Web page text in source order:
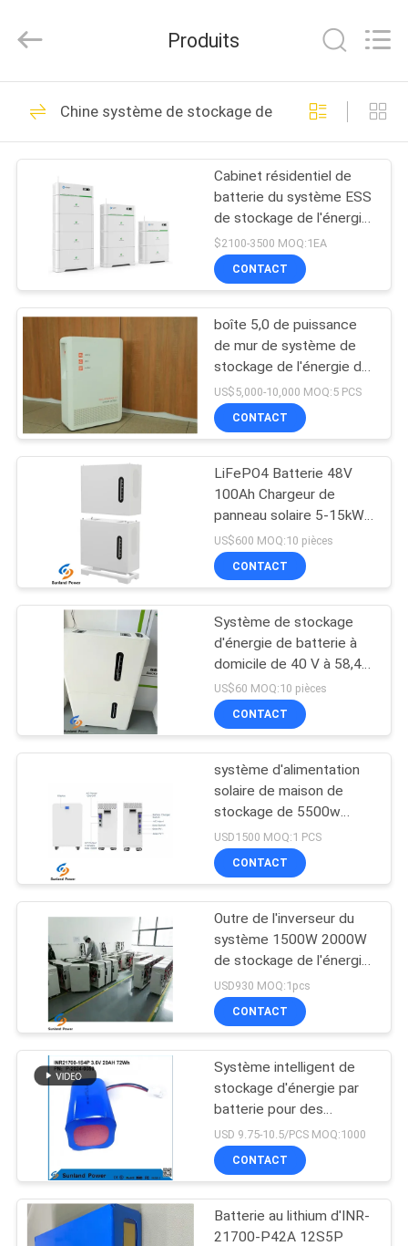
MAISON
PRODUITS
VIDÉOS
SUJET
NOUS
VISITE
D'USINE
CONTRÔLE
QUALITÉ
CONTACTEZ-
NOUVELLES
DEMANDEZ
UNE
CITATION
PLAN
SITE
PRIVACY
POLICY
New
Energy
Ltd..
Reserved.
Système portatif de
stockage de
l'énergie
122
Au Lithium-Ion
Batterie cylindrique
146
3.2V batterie
Lifep04
Batterie Li-Mn
batteries au lithium
ionique de polymère
63
Batterie de LiSOCl2
70
Produits
Chine système de stockage de l'énergie de
Cabinet résidentiel de
batterie du système ESS
de stockage de l'énergie
de batterie
$2100-3500 MOQ:1EA
CONTACT
boîte 5,0 de puissance
de mur de système de
stockage de l'énergie de
batterie de 48V 100AH
5KWH
US$5,000-10,000 MOQ:5 PCS
CONTACT
LiFePO4 Batterie 48V
100Ah Chargeur de
panneau solaire 5-15kWh
Système de stockage
d'énergie pour la maison
US$600 MOQ:10 pièces
CONTACT
Système de stockage
d'énergie de batterie à
domicile de 40 V à 58,4 V
à tension avec type de
cellule chimique LiFePO4
US$60 MOQ:10 pièces
CONTACT
système d'alimentation
solaire de maison de
stockage de 5500w
110V outre de kit de
puissance de picovolte
de centrale solaire de la
USD1500 MOQ:1 PCS
CONTACT
Outre de l'inverseur du
système 1500W 2000W
de stockage de l'énergie
de la grille 5.5KWH ESS
pour la maison
USD930 MOQ:1pcs
CONTACT
Système intelligent de
stockage d'énergie par
batterie pour des
solutions optimales de
gestion de l'énergie
USD 9.75-10.5/PCS MOQ:1000
CONTACT
Batterie au lithium d'INR-
21700-P42A 12S5P